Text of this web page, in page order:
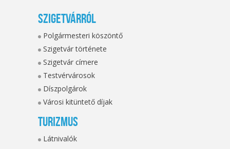
Szigetvárról
Polgármesteri köszöntő
Szigetvár története
Szigetvár címere
Testvérvárosok
Díszpolgárok
Városi kitüntető díjak
Turizmus
Látnivalók